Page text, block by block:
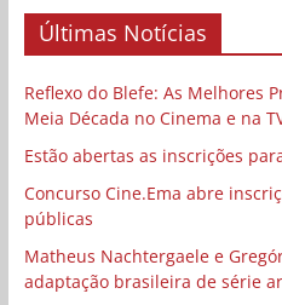
Últimas Notícias
Reflexo do Blefe: As Melhores
Meia Década no Cinema e na
Estão abertas as inscrições
Concurso Cine.Ema abre
públicas
Matheus Nachtergaele e
adaptação brasileira de série